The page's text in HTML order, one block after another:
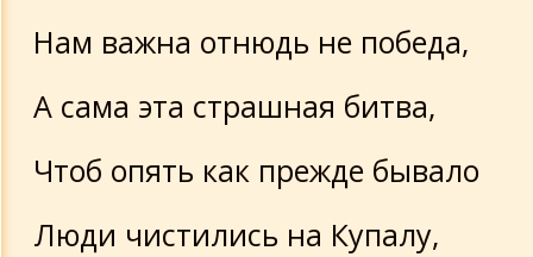
Нам важна отнюдь не победа,
А сама эта страшная битва,
Чтоб опять как прежде бывало
Люди чистились на Купалу,